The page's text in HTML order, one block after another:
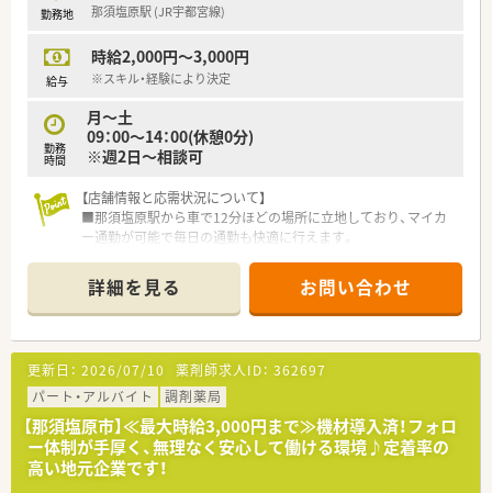
■小規模な法人ならではのスタッフ同士の仲の良さがあり、困っ
■幅広い年代のスタッフが活躍しており、お互いを尊重し合いな
がらチームワークを大切にして業務に取り組んでいます。
勤務地 那須塩原駅 (JR宇都宮線)
給与
時給2,000円～3,000円
※スキル・経験により決定
勤務
時間
月～土
09：00～14：00(休憩0分)
※週2日～相談可
【店舗情報と応需状況について】
■那須塩原駅から車で12分ほどの場所に立地しており、マイカ
ー通勤が可能で毎日の通勤も快適に行えます。
方箋を応需しており、在宅医療にも対応しています。
■常勤薬剤師5名とパート11名が在籍しており、事務員も2名い
るため薬剤師業務にしっかりと集中できる環境です。
【企業の特徴】
■栃木県内に4店舗展開しています。
■健康相談から在宅医療まで患者様の要望に対応できる運営体
制です。
■小規模運営ならではの風通しのよさがあり、産・育休取得者の
復帰率も高く、働きやすい環境がございます。
■福利厚生も充実！社員旅行や宿泊施設との提携、お薬代負担
詳細を見る お問い合わせ
更新日： 2026/07/10 薬剤師求人ID： 362697
パート・アルバイト
調剤薬局
【那須塩原市】≪最大時給3,000円まで≫機材導入済！フォロ
ー体制が手厚く、無理なく安心して働ける環境♪定着率の
高い地元企業です！